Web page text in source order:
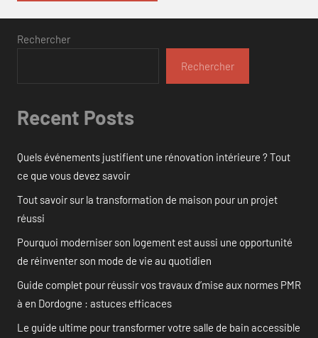
Rechercher
Rechercher
Recent Posts
Quels événements justifient une rénovation intérieure ? Tout
ce que vous devez savoir
Tout savoir sur la transformation de maison pour un projet
réussi
Pourquoi moderniser son logement est aussi une opportunité
de réinventer son mode de vie au quotidien
Guide complet pour réussir vos travaux d’mise aux normes PMR
à en Dordogne : astuces efficaces
Le guide ultime pour transformer votre salle de bain accessible